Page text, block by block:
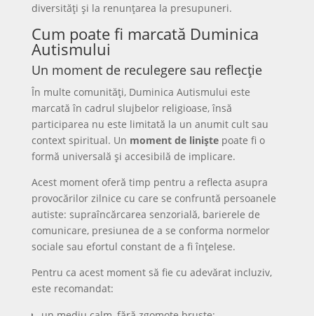
diversități și la renunțarea la presupuneri.
Cum poate fi marcată Duminica
Autismului
Un moment de reculegere sau reflecție
În multe comunități, Duminica Autismului este
marcată în cadrul slujbelor religioase, însă
participarea nu este limitată la un anumit cult sau
context spiritual. Un moment de liniștepoate fi o
formă universală și accesibilă de implicare.
Acest moment oferă timp pentru a reflecta asupra
provocărilor zilnice cu care se confruntă persoanele
autiste: supraîncărcarea senzorială, barierele de
comunicare, presiunea de a se conforma normelor
sociale sau efortul constant de a fi înțelese.
Pentru ca acest moment să fie cu adevărat incluziv,
este recomandat: